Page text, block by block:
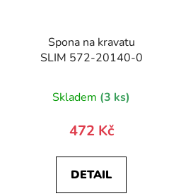
Spona na kravatu
SLIM 572-20140-0
Skladem (3 ks)
472 Kč
DETAIL